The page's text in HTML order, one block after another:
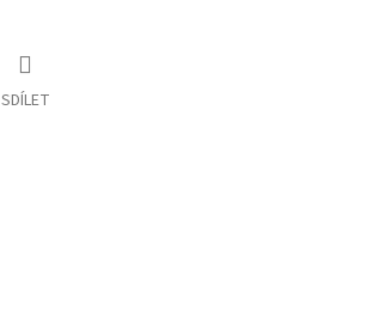
SDÍLET